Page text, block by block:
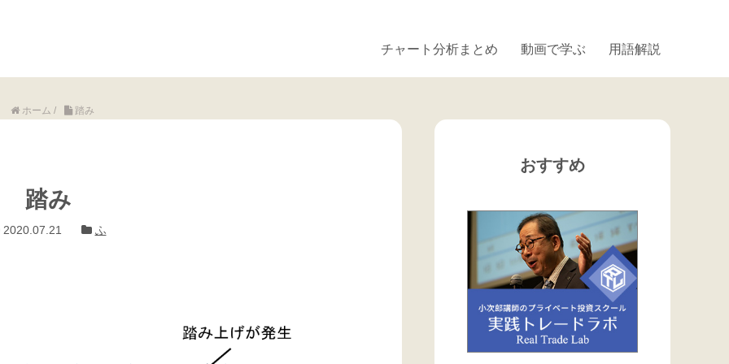
チャート分析まとめ 動画で学ぶ 用語解説
ホーム / 踏み
踏み
2020.07.21 ふ
おすすめ